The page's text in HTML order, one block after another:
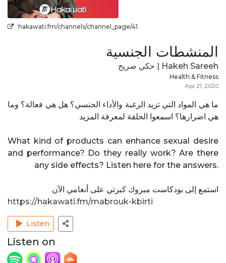
hakawati.fm/channels/channel_page/41
المنشطات الجنسية
Hakeh Sareeh | حكي صريح
Health & Fitness
Apr 21, 2020
ما هي المواد التي تزيد الرغبة والأداء الجنسي؟ هل هي فعالة؟ وما
هي اضرارها؟ اسمعوا الحلقة لمعرفة المزيد
What kind of products can enhance sexual desire
and performance? Do they really work? Are there
any side effects? Listen here for the answers.
استمع إلى بودكاست مبروك كبرتي على أنغامي الآن
https://hakawati.fm/mabrouk-kbirti
Listen
Listen on